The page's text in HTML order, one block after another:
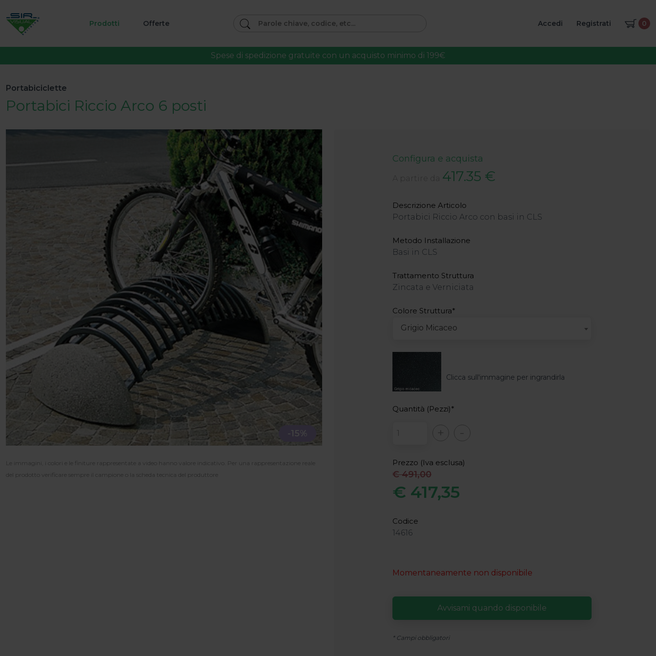
Spese di spedizione gratuite con un acquisto minimo di 199€
Prodotti Offerte Accedi Registrati 0
Portabiciclette
Portabici Riccio Arco 6 posti
-15%
Le immagini, i colori e le finiture rappresentate a video hanno valore indicativo. Per una rappresentazione reale
del prodotto verificare sempre il campione o la scheda tecnica del produttore
Configura e acquista
417.35 €
Descrizione Articolo
Portabici Riccio Arco con basi in CLS
Metodo Installazione
Basi in CLS
Trattamento Struttura
Zincata e Verniciata
Colore Struttura*
Grigio Micaceo
Clicca sull'immagine per ingrandirla
Quantità (Pezzi)*
Prezzo (Iva esclusa)
€ 491,00
€ 417,35
Codice
14616
Momentaneamente non disponibile
* Campi obbligatori